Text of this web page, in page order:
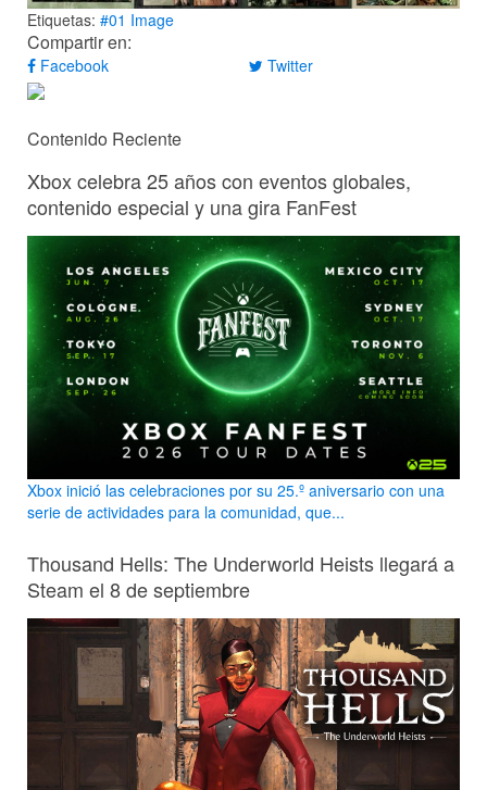
Etiquetas: #01 Image
Compartir en:
Facebook Twitter
Contenido Reciente
Xbox celebra 25 años con eventos globales,
contenido especial y una gira FanFest
Xbox inició las celebraciones por su 25.º aniversario con una
serie de actividades para la comunidad, que...
Thousand Hells: The Underworld Heists llegará a
Steam el 8 de septiembre